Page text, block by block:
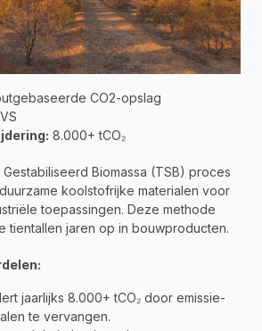
CO2-opslag
8.000+ tCO₂
Biomassa (TSB) proces
koolstofrijke materialen voor
toepassingen. Deze methode
tientallen jaren op in bouwproducten.
jaarlijks 8.000+ tCO₂ door emissie-
te vervangen.